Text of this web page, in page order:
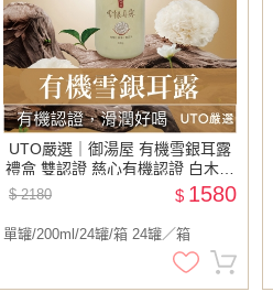
UTO嚴選｜御湯屋 有機雪銀耳露
禮盒 雙認證 慈心有機認證 白木耳
露 木耳露 有機 銀耳露
$ 2180 $ 1580
單罐/200ml/24罐/箱 24罐／箱